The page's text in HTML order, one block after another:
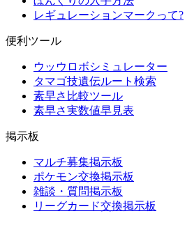
レギュレーションマークって?
便利ツール
ウッウロボシミュレーター
タマゴ技遺伝ルート検索
素早さ比較ツール
素早さ実数値早見表
掲示板
マルチ募集掲示板
ポケモン交換掲示板
雑談・質問掲示板
リーグカード交換掲示板